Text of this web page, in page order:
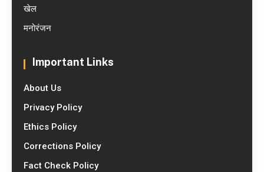
खेल
मनोरंजन
Important Links
About Us
Privacy Policy
Ethics Policy
Corrections Policy
Fact Check Policy